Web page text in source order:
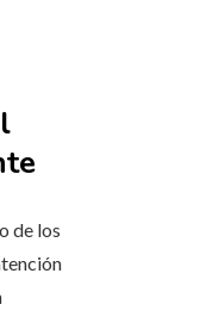
de los